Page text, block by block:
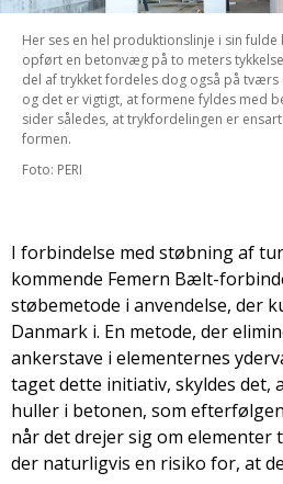
Her ses en hel produktionslinje i sin
opført en betonvæg på to meters
del af trykket fordeles dog også på
og det er vigtigt, at formene fyldes med
sider således, at trykfordelingen er
formen.
Foto: PERI
I forbindelse med støbning af
kommende Femern Bælt-
støbemetode i anvendelse, der
Danmark i. En metode, der
ankerstave i elementernes
taget dette initiativ, skyldes det,
huller i betonen, som
når det drejer sig om
der naturligvis en risiko for, at